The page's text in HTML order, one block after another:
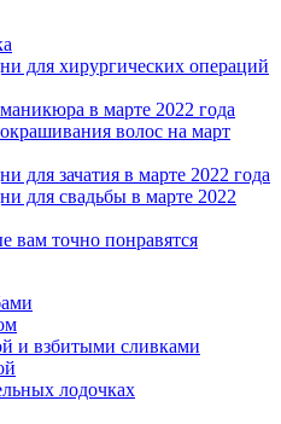
для хирургических операций
в марте 2022 года
волос на март
для зачатия в марте 2022 года
для свадьбы в марте 2022
вам точно понравятся
и взбитыми сливками
лодочках